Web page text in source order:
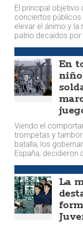
El principal
conciertos públicos
elevar el ánimo y
patrio decaídos por
En
Viendo el
trompetas y
batalla, los
España, decidieron
La